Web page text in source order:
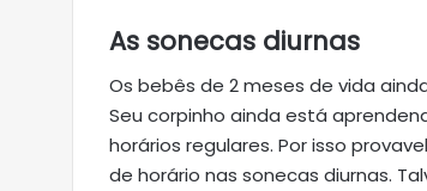
As sonecas diurnas
Os bebês de 2 meses de vida
Seu corpinho ainda está
horários regulares. Por isso
de horário nas sonecas diurnas.